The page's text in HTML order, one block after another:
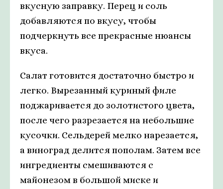
вкусную заправку. Перец и соль
добавляются по вкусу, чтобы
подчеркнуть все прекрасные нюансы
вкуса.
Салат готовится достаточно быстро и
легко. Вырезанный куриный филе
поджаривается до золотистого цвета,
после чего разрезается на небольшие
кусочки. Сельдерей мелко нарезается,
а виноград делится пополам. Затем все
ингредиенты смешиваются с
майонезом в большой миске и